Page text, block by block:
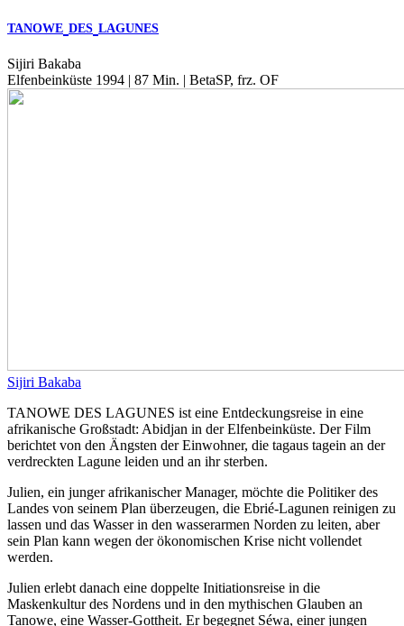
TANOWE DES LAGUNES
Sijiri Bakaba
Elfenbeinküste 1994 | 87 Min. | BetaSP, frz. OF
Sijiri Bakaba
TANOWE DES LAGUNES ist eine Entdeckungsreise in eine
afrikanische Großstadt: Abidjan in der Elfenbeinküste. Der Film
berichtet von den Ängsten der Einwohner, die tagaus tagein an der
verdreckten Lagune leiden und an ihr sterben.
Julien, ein junger afrikanischer Manager, möchte die Politiker des
Landes von seinem Plan überzeugen, die Ebrié-Lagunen reinigen zu
lassen und das Wasser in den wasserarmen Norden zu leiten, aber
sein Plan kann wegen der ökonomischen Krise nicht vollendet
werden.
Julien erlebt danach eine doppelte Initiationsreise in die
Maskenkultur des Nordens und in den mythischen Glauben an
Tanowe, eine Wasser-Gottheit. Er begegnet Séwa, einer jungen